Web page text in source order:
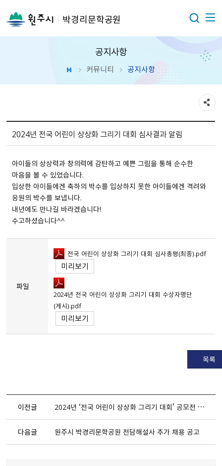
박경리문학공원
공지사항
커뮤니티 공지사항
2024년 전국 어린이 상상화 그리기 대회 심사결과 알림
아이들의 상상력과 창의력에 감탄하고 예쁜 그림을 통해 순수한
마음을 볼 수 있었습니다.
입상한 아이들에겐 축하의 박수를 입상하지 못한 아이들에겐 격려와
응원의 박수를 보냅니다.
내년에도 만나길 바라겠습니다!
수고하셨습니다^^
파일
전국 어린이 상상화 그리기 대회 심사총평（최종）.pdf
미리보기
2024년 전국 어린이 상상화 그리기 대회 수상자명단
（게시）.pdf
미리보기
목록
이전글 2024년 ‘전국 어린이 상상화 그리기 대회’ 공모전 개최 안내
다음글 원주시 박경리문학공원 전담해설사 추가 채용 공고